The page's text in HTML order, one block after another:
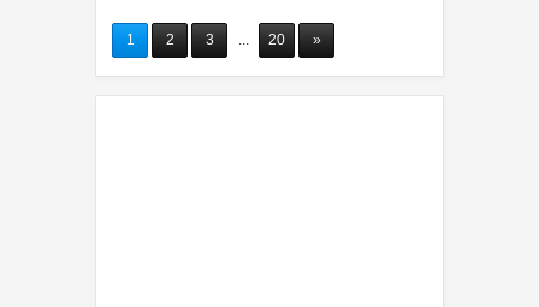
1 2 3 ... 20 »